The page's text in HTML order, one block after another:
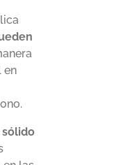
en
sólido